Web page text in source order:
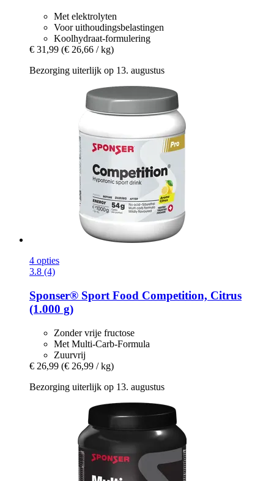
Met elektrolyten
Voor uithoudingsbelastingen
Koolhydraat-formulering
€ 31,99 (€ 26,66 / kg)
Bezorging uiterlijk op 13. augustus
4 opties
3.8 (4)
Sponser® Sport Food Competition, Citrus
(1.000 g)
Zonder vrije fructose
Met Multi-Carb-Formula
Zuurvrij
€ 26,99 (€ 26,99 / kg)
Bezorging uiterlijk op 13. augustus